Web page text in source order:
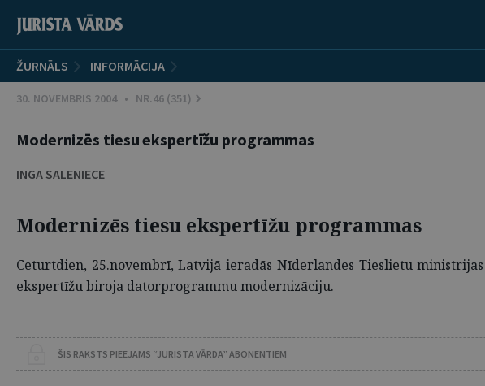
ŽURNĀLS INFORMĀCIJA
30. NOVEMBRIS 2004 • NR.46 (351)
Modernizēs tiesu ekspertīžu programmas
INGA SALENIECE
Modernizēs tiesu ekspertīžu programmas
Ceturtdien, 25.novembrī, Latvijā ieradās Nīderlandes Tieslietu
ekspertīžu biroja datorprogrammu modernizāciju.
ŠIS RAKSTS PIEEJAMS “JURISTA VĀRDA” ABONENTIEM